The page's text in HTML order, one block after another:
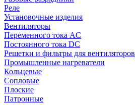
Реле
Установочные изделия
Вентиляторы
Переменного тока AC
Постоянного тока DC
Решетки и фильтры для вентиляторов
Промышленные нагреватели
Кольцевые
Сопловые
Плоские
Патронные